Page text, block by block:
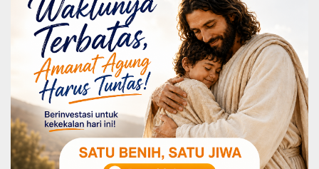
Tuhan
07 Agustus 2026
Dua Pertempuran di
Dalam Pikiran
06 Agustus 2026
Menaklukkan Pikiran
Dalam Kristus